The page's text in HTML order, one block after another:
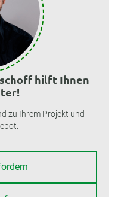
hilft Ihnen
zu Ihrem Projekt und